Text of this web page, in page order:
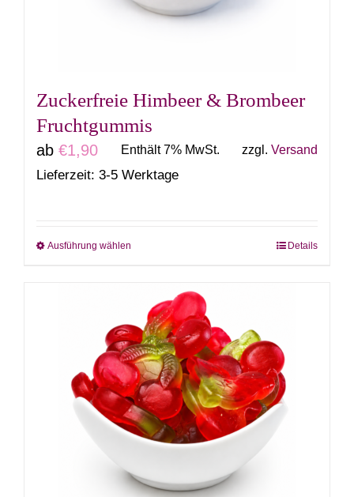
auf
werden
Zuckerfreie Himbeer & Brombeer
Fruchtgummis
ab €1,90 Enthält 7% MwSt. zzgl. Versand
Lieferzeit: 3-5 Werktage
Ausführung wählen
weist
mehrere
Varianten
auf.
Die
Optionen
können
der
Details